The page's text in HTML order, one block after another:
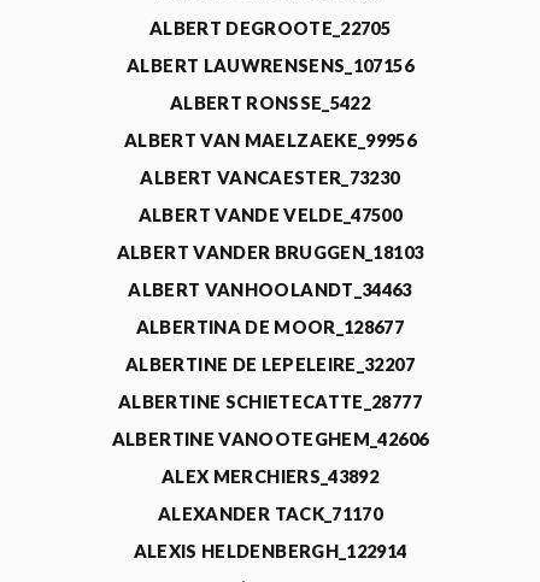
ALBERT DEGROOTE_22705
ALBERT LAUWRENSENS_107156
ALBERT RONSSE_5422
ALBERT VAN MAELZAEKE_99956
ALBERT VANCAESTER_73230
ALBERT VANDE VELDE_47500
ALBERT VANDER BRUGGEN_18103
ALBERT VANHOOLANDT_34463
ALBERTINA DE MOOR_128677
ALBERTINE DE LEPELEIRE_32207
ALBERTINE SCHIETECATTE_28777
ALBERTINE VANOOTEGHEM_42606
ALEX MERCHIERS_43892
ALEXANDER TACK_71170
ALEXIS HELDENBERGH_122914